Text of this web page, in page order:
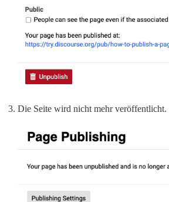
Die Seite wird nicht mehr veröffentlicht.